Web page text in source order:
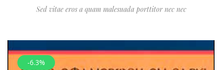
Sed vitae eros a quam malesuada porttitor nec nec
-6.3%